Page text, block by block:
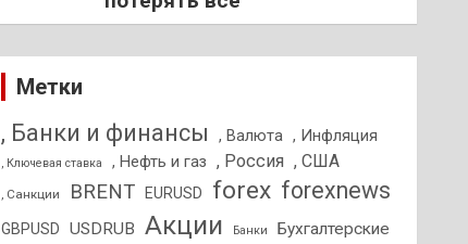
Метки
, Банки и финансы , Валюта , Инфляция
, Ключевая ставка , Нефть и газ , Россия , США
, Санкции BRENT EURUSD forex forexnews
GBPUSD USDRUB Акции Банки
Бухгалтерские